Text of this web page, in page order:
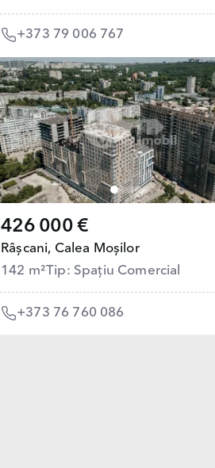
+373 79 006 767
426 000 €
Râșcani, Calea Moșilor
142 m²Tip: Spațiu Comercial
+373 76 760 086